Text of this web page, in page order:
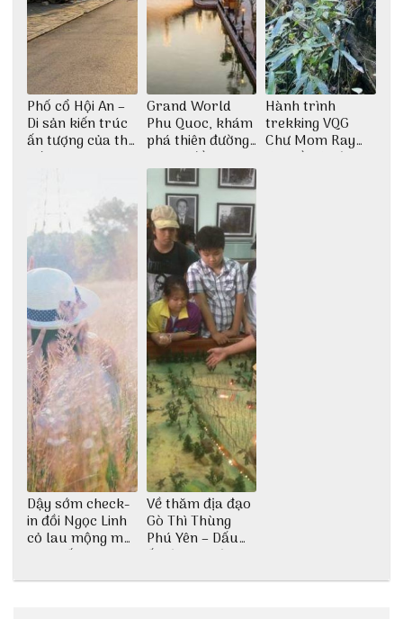
Phố cổ Hội An –
Di sản kiến trúc
ấn tượng của thế
giới
Grand World
Phu Quoc, khám
phá thiên đường
giải trí đầy sôi
động
Hành trình
trekking VQG
Chư Mom Ray
tìm về núi rừng
Dậy sớm check-
in đồi Ngọc Linh
cỏ lau mộng mơ
tại Huế nè bạn
Về thăm địa đạo
Gò Thì Thùng
Phú Yên – Dấu
ấn lịch sử còn